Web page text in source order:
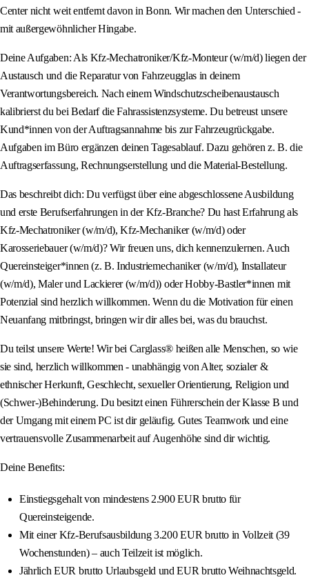
Center nicht weit entfernt davon in Bonn. Wir machen den Unterschied -
mit außergewöhnlicher Hingabe.
Deine Aufgaben: Als Kfz-Mechatroniker/Kfz-Monteur (w/m/d) liegen der
Austausch und die Reparatur von Fahrzeugglas in deinem
Verantwortungsbereich. Nach einem Windschutzscheibenaustausch
kalibrierst du bei Bedarf die Fahrassistenzsysteme. Du betreust unsere
Kund*innen von der Auftragsannahme bis zur Fahrzeugrückgabe.
Aufgaben im Büro ergänzen deinen Tagesablauf. Dazu gehören z. B. die
Auftragserfassung, Rechnungserstellung und die Material-Bestellung.
Das beschreibt dich: Du verfügst über eine abgeschlossene Ausbildung
und erste Berufserfahrungen in der Kfz-Branche? Du hast Erfahrung als
Kfz-Mechatroniker (w/m/d), Kfz-Mechaniker (w/m/d) oder
Karosseriebauer (w/m/d)? Wir freuen uns, dich kennenzulernen. Auch
Quereinsteiger*innen (z. B. Industriemechaniker (w/m/d), Installateur
(w/m/d), Maler und Lackierer (w/m/d)) oder Hobby-Bastler*innen mit
Potenzial sind herzlich willkommen. Wenn du die Motivation für einen
Neuanfang mitbringst, bringen wir dir alles bei, was du brauchst.
Du teilst unsere Werte! Wir bei Carglass® heißen alle Menschen, so wie
sie sind, herzlich willkommen - unabhängig von Alter, sozialer &
ethnischer Herkunft, Geschlecht, sexueller Orientierung, Religion und
(Schwer-)Behinderung. Du besitzt einen Führerschein der Klasse B und
der Umgang mit einem PC ist dir geläufig. Gutes Teamwork und eine
vertrauensvolle Zusammenarbeit auf Augenhöhe sind dir wichtig.
Deine Benefits:
Einstiegsgehalt von mindestens 2.900 EUR brutto für
Quereinsteigende.
Mit einer Kfz-Berufsausbildung 3.200 EUR brutto in Vollzeit (39
Wochenstunden) – auch Teilzeit ist möglich.
Jährlich EUR brutto Urlaubsgeld und EUR brutto Weihnachtsgeld.